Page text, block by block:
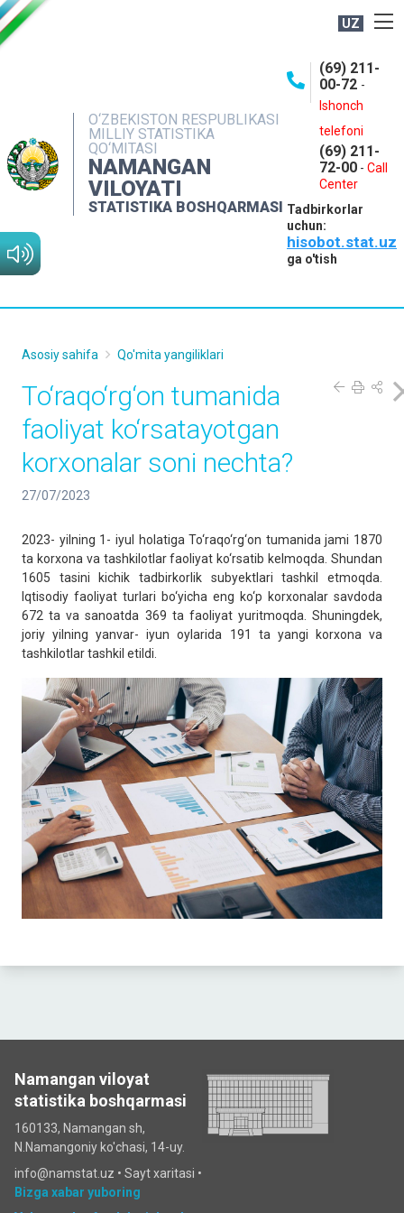
UZ
O‘ZBEKISTON RESPUBLIKASI
MILLIY STATISTIKA
QO‘MITASI
NAMANGAN
VILOYATI
STATISTIKA BOSHQARMASI
(69) 211-
00-72 -
Ishonch
telefoni
(69) 211-
72-00 - Call
Center
Tadbirkorlar
uchun:
hisobot.stat.uz
ga o'tish
NASHRLAR
INTERAKTIV XIZMATLAR
MATBUOT XIZMATI
MUROJAATLAR
Asosiy sahifa Qo'mita yangiliklari
To‘raqo‘rg‘on tumanida
faoliyat ko‘rsatayotgan
korxonalar soni nechta?
27/07/2023
2023- yilning 1- iyul holatiga To‘raqo‘rg‘on tumanida jami 1870
ta korxona va tashkilotlar faoliyat ko‘rsatib kelmoqda. Shundan
1605 tasini kichik tadbirkorlik subyektlari tashkil etmoqda.
Iqtisodiy faoliyat turlari bo‘yicha eng ko‘p korxonalar savdoda
672 ta va sanoatda 369 ta faoliyat yuritmoqda. Shuningdek,
joriy yilning yanvar- iyun oylarida 191 ta yangi korxona va
tashkilotlar tashkil etildi.
Namangan viloyat
statistika boshqarmasi
160133, Namangan sh,
N.Namangoniy ko'chasi, 14-uy.
info@namstat.uz • Sayt xaritasi •
Bizga xabar yuboring